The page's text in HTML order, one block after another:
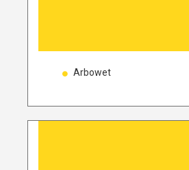
Arbowet